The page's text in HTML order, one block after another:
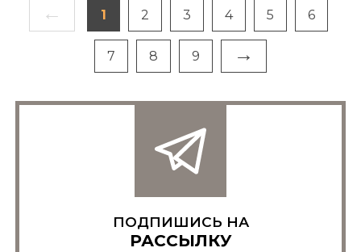
← 1 2 3 4 5 6
7 8 9 →
ПОДПИШИСЬ НА
РАССЫЛКУ